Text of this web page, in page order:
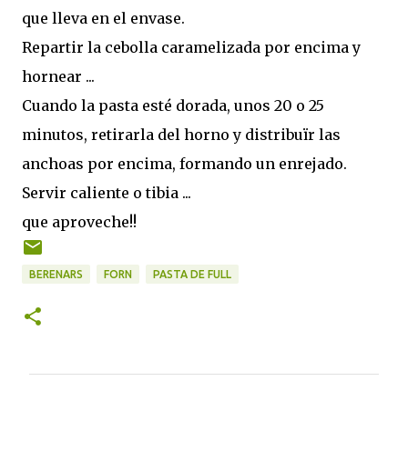
que lleva en el envase.
Repartir la cebolla caramelizada por encima y
hornear ...
Cuando la pasta esté dorada, unos 20 o 25
minutos, retirarla del horno y distribuïr las
anchoas por encima, formando un enrejado.
Servir caliente o tibia ...
que aproveche!!
BERENARS FORN PASTA DE FULL